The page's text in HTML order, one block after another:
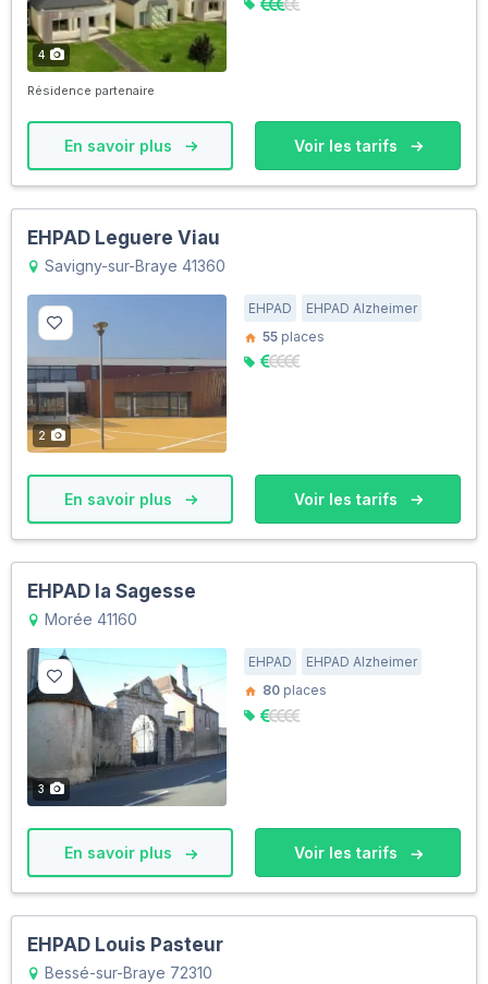
4
Résidence partenaire
En savoir plus Voir les tarifs
EHPAD Leguere Viau
Savigny-sur-Braye 41360
2
EHPAD
EHPAD Alzheimer
55 places
En savoir plus Voir les tarifs
EHPAD la Sagesse
Morée 41160
3
EHPAD
EHPAD Alzheimer
80 places
En savoir plus Voir les tarifs
EHPAD Louis Pasteur
Bessé-sur-Braye 72310